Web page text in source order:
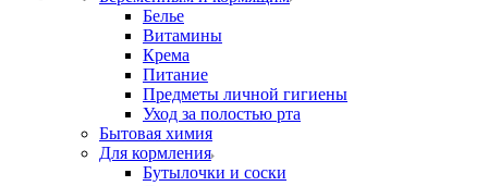
Белье
Витамины
Крема
Питание
Предметы личной гигиены
Уход за полостью рта
Бытовая химия
Для кормления
Бутылочки и соски